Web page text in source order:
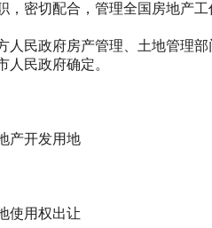
，密切配合，管理全国房地产工
人民政府房产管理、土地管理
人民政府确定。
产开发用地
使用权出让